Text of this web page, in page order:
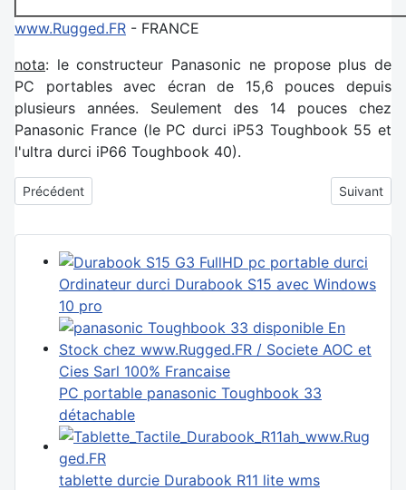
www.Rugged.FR - FRANCE
nota: le constructeur Panasonic ne propose plus de
PC portables avec écran de 15,6 pouces depuis
plusieurs années. Seulement des 14 pouces chez
Panasonic France (le PC durci iP53 Toughbook 55 et
l'ultra durci iP66 Toughbook 40).
Article précédent : Comparatif Portable durci étanche
Précédent Article
Suivant
Ordinateur durci Durabook S15 avec Windows
10 pro
PC portable panasonic Toughbook 33
détachable
tablette durcie Durabook R11 lite wms